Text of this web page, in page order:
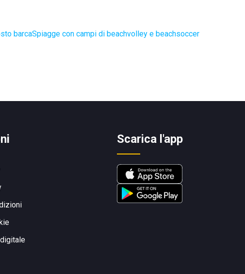
barcaSpiagge con campi di beachvolley e beachsoccer
Scarica l'app